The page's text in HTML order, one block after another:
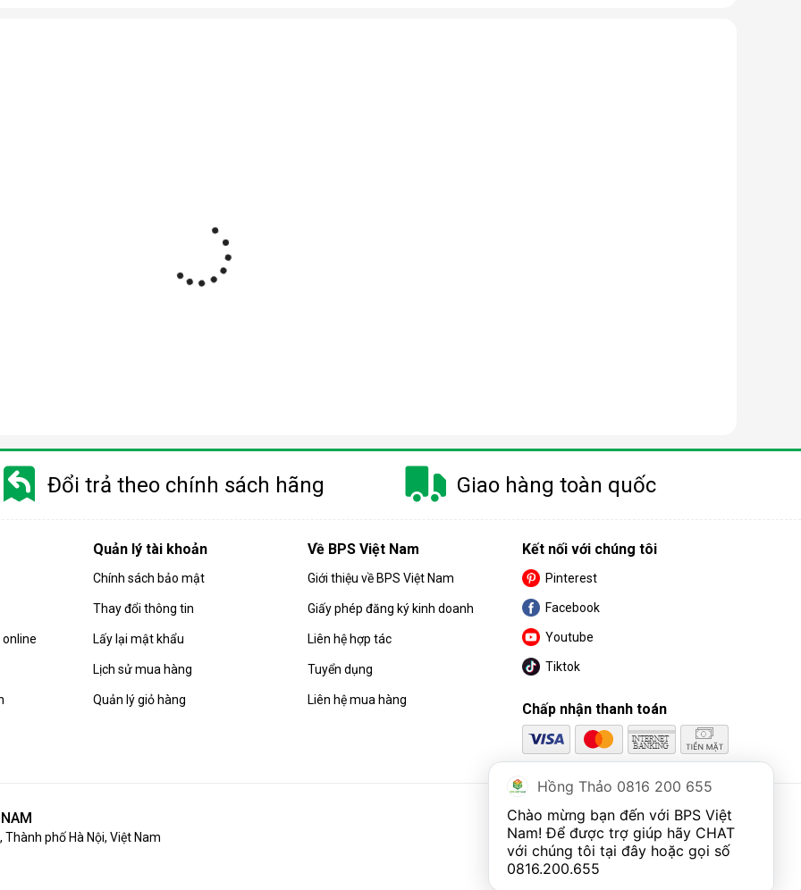
Đổi trả theo chính sách hãng Giao hàng toàn quốc
Quản lý tài khoản
Chính sách bảo mật
Thay đổi thông tin
Lấy lại mật khẩu
Lịch sử mua hàng
Quản lý giỏ hàng
Về BPS Việt Nam
Giới thiệu về BPS Việt Nam
Giấy phép đăng ký kinh doanh
Liên hệ hợp tác
Tuyển dụng
Liên hệ mua hàng
Kết nối với chúng tôi
Pinterest
Facebook
Youtube
Tiktok
Chấp nhận thanh toán
phố Hà Nội, Việt Nam
Hồng Thảo 0816 200 655
Chào mừng bạn đến với BPS Việt
Nam! Để được trợ giúp hãy CHAT
0816.200.655